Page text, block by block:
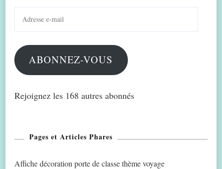
mail
ABONNEZ-VOUS
Rejoignez les 168 autres abonnés
Pages et Articles Phares
Affiche décoration porte de classe thème voyage